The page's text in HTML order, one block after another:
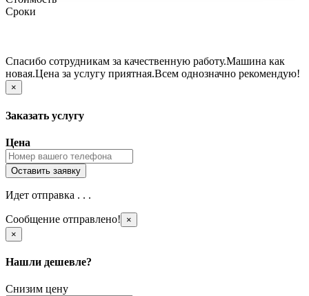
Сроки
Спасибо сотрудникам за качественную работу.Машина как
новая.Цена за услугу приятная.Всем однозначно рекомендую!
×
Заказать услугу
Цена
Идет отправка . . .
Сообщение отправлено!
×
×
Нашли дешевле?
Снизим цену